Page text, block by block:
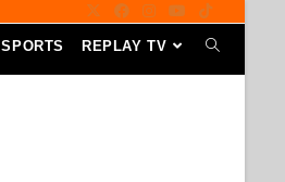
SPORTS REPLAY TV